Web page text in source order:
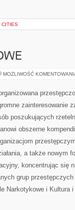
CITIES
MOŻLIWOŚĆ
zainteresowanie
poszukujących
obszerne
a także nowym
koncentrując się
grup
Narkotykowe i Kultura